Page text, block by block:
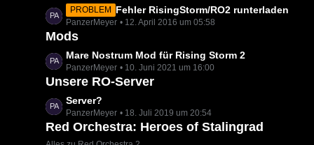
z
t
e
e
i
r
ä
g
L
e
t
z
t
e
e
i
PROBLEM Fehler RisingStorm/RO2 runterladen
PanzerMeyer 12. April 2016 um 05:58
Mods
L
e
t
z
t
e
B
Mare Nostrum Mod für Rising Storm 2
PanzerMeyer 10. Juni 2021 um 16:00
Unsere RO-Server
L
e
t
z
Server?
PanzerMeyer 18. Juli 2019 um 20:54
Red Orchestra: Heroes of Stalingrad